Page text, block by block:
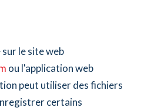
le site web
ou l'application web
peut utiliser des fichiers
certains